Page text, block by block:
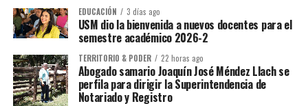
EDUCACIÓN 3 días ago
USM dio la bienvenida a nuevos docentes para el
semestre académico 2026-2
TERRITORIO & PODER 22 horas ago
Abogado samario Joaquín José Méndez Llach se
perfila para dirigir la Superintendencia de
Notariado y Registro